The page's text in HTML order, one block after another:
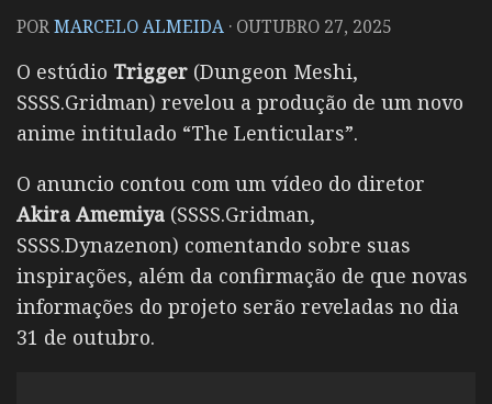
PORMARCELO ALMEIDA · OUTUBRO 27, 2025
O estúdio Trigger (Dungeon Meshi,
SSSS.Gridman) revelou a produção de um novo
anime intitulado “The Lenticulars”.
O anuncio contou com um vídeo do diretor
Akira Amemiya (SSSS.Gridman,
SSSS.Dynazenon) comentando sobre suas
inspirações, além da confirmação de que novas
informações do projeto serão reveladas no dia
31 de outubro.